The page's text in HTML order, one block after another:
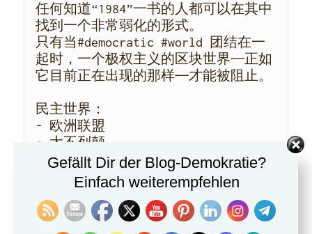
任何知道“1984”一书的人都可以在其中
找到一个非常弱化的形式。
只有当#democratic #world 团结在一
起时，一个极权主义的区块世界——正如
它目前正在出现的那样——才能被阻止。
民主世界：
- 欧洲联盟
- 大不列颠
- 挪威、瑞典、芬兰
- 加拿大
- 新西兰
- 北美
- 韩国
Gefällt Dir der Blog-Demokratie?
Einfach weiterempfehlen